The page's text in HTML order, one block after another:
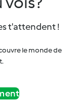
t'attendent !
le monde de